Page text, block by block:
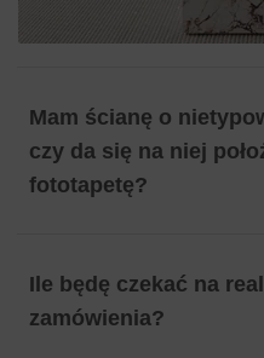
Mam ścianę o
czy da się na niej
fototapetę?
Ile będę czekać na
zamówienia?